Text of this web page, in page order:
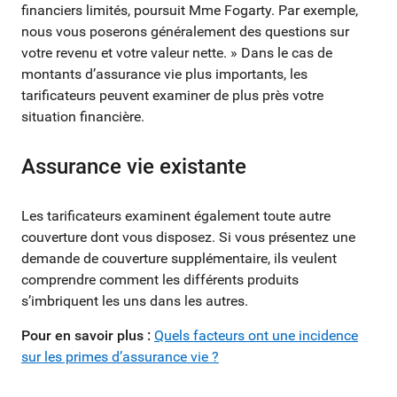
financiers limités, poursuit Mme Fogarty. Par exemple,
nous vous poserons généralement des questions sur
votre revenu et votre valeur nette. » Dans le cas de
montants d’assurance vie plus importants, les
tarificateurs peuvent examiner de plus près votre
situation financière.
Assurance vie existante
Les tarificateurs examinent également toute autre
couverture dont vous disposez. Si vous présentez une
demande de couverture supplémentaire, ils veulent
comprendre comment les différents produits
s’imbriquent les uns dans les autres.
Pour en savoir plus : Quels facteurs ont une incidence
sur les primes d’assurance vie ?